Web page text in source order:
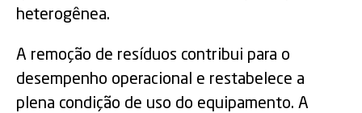
heterogênea.
A remoção de resíduos contribui para o
desempenho operacional e restabelece a
plena condição de uso do equipamento. A